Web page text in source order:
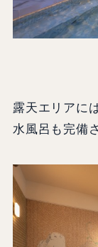
露天エリアに
水風呂も完備